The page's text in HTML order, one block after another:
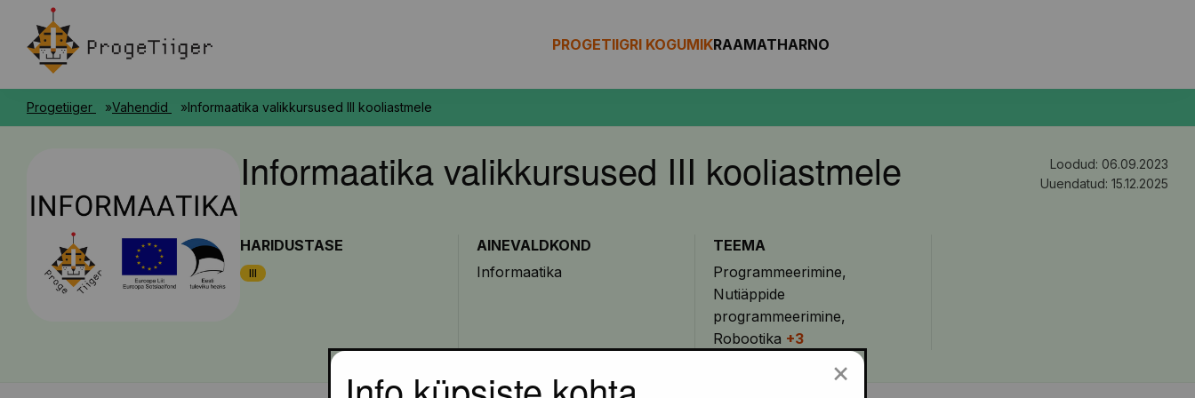
PROGETIIGRI KOGUMIKRAAMATHARNO
Progetiiger Vahendid Informaatika valikkursused III kooliastmele
Informaatika valikkursused III kooliastmele
Loodud: 06.09.2023
Uuendatud: 15.12.2025
HARIDUSTASE
III
AINEVALDKOND
Informaatika
TEEMA
Programmeerimine
Nutiäppide
programmeerimine
Robootika +3
×